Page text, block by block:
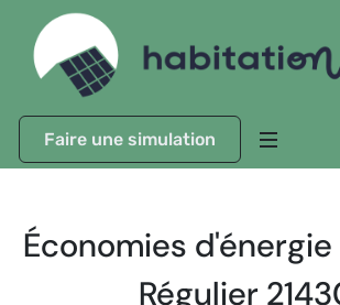
Faire une simulation
Économies
Régulier